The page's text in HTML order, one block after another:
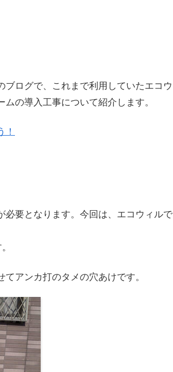
ログで、これまで利用していたエコウ
の導入工事について紹介します。
要となります。今回は、エコウィルで
アンカ打のタメの穴あけです。